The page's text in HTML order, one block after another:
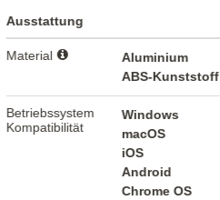
Ausstattung
Material
Aluminium
ABS-Kunststoff
Betriebssystem
Kompatibilität
Windows
macOS
iOS
Android
Chrome OS